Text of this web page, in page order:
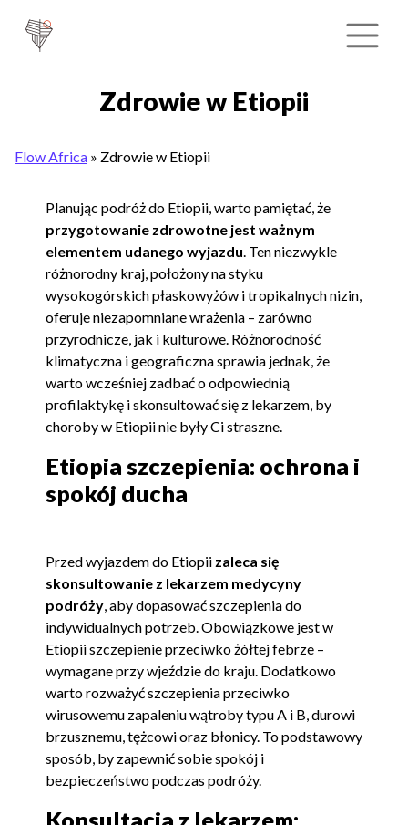
Zdrowie w Etiopii
Flow Africa » Zdrowie w Etiopii
Planując podróż do Etiopii, warto pamiętać, że
przygotowanie zdrowotne jest ważnym
elementem udanego wyjazdu. Ten niezwykle
różnorodny kraj, położony na styku
wysokogórskich płaskowyżów i tropikalnych nizin,
oferuje niezapomniane wrażenia – zarówno
przyrodnicze, jak i kulturowe. Różnorodność
klimatyczna i geograficzna sprawia jednak, że
warto wcześniej zadbać o odpowiednią
profilaktykę i skonsultować się z lekarzem, by
choroby w Etiopii nie były Ci straszne.
Etiopia szczepienia: ochrona i
spokój ducha
Przed wyjazdem do Etiopii zaleca się
skonsultowanie z lekarzem medycyny
podróży, aby dopasować szczepienia do
indywidualnych potrzeb. Obowiązkowe jest w
Etiopii szczepienie przeciwko żółtej febrze –
wymagane przy wjeździe do kraju. Dodatkowo
warto rozważyć szczepienia przeciwko
wirusowemu zapaleniu wątroby typu A i B, durowi
brzusznemu, tężcowi oraz błonicy. To podstawowy
sposób, by zapewnić sobie spokój i
bezpieczeństwo podczas podróży.
Konsultacja z lekarzem: